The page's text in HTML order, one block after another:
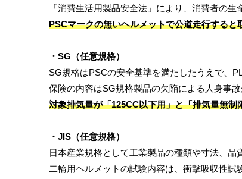
「消費生活用製品安全法」により、消費者の
PSCマークの無いヘルメットで公道走行すると
・SG（任意規格）
SG規格はPSCの安全基準を満たしたうえで、
保険の内容はSG規格製品の欠陥による人身事
対象排気量が「125CC以下用」と「排気量無制
・JIS（任意規格）
日本産業規格として工業製品の種類や寸法、品
二輪用ヘルメットの試験内容は、衝撃吸収性